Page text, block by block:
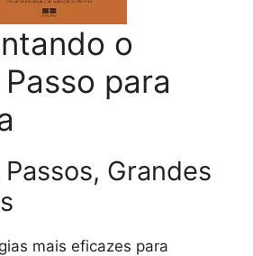
o
para
Grandes
mais eficazes para